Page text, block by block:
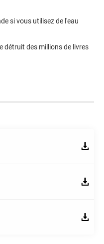
si vous utilisez de l'eau
détruit des millions de livres